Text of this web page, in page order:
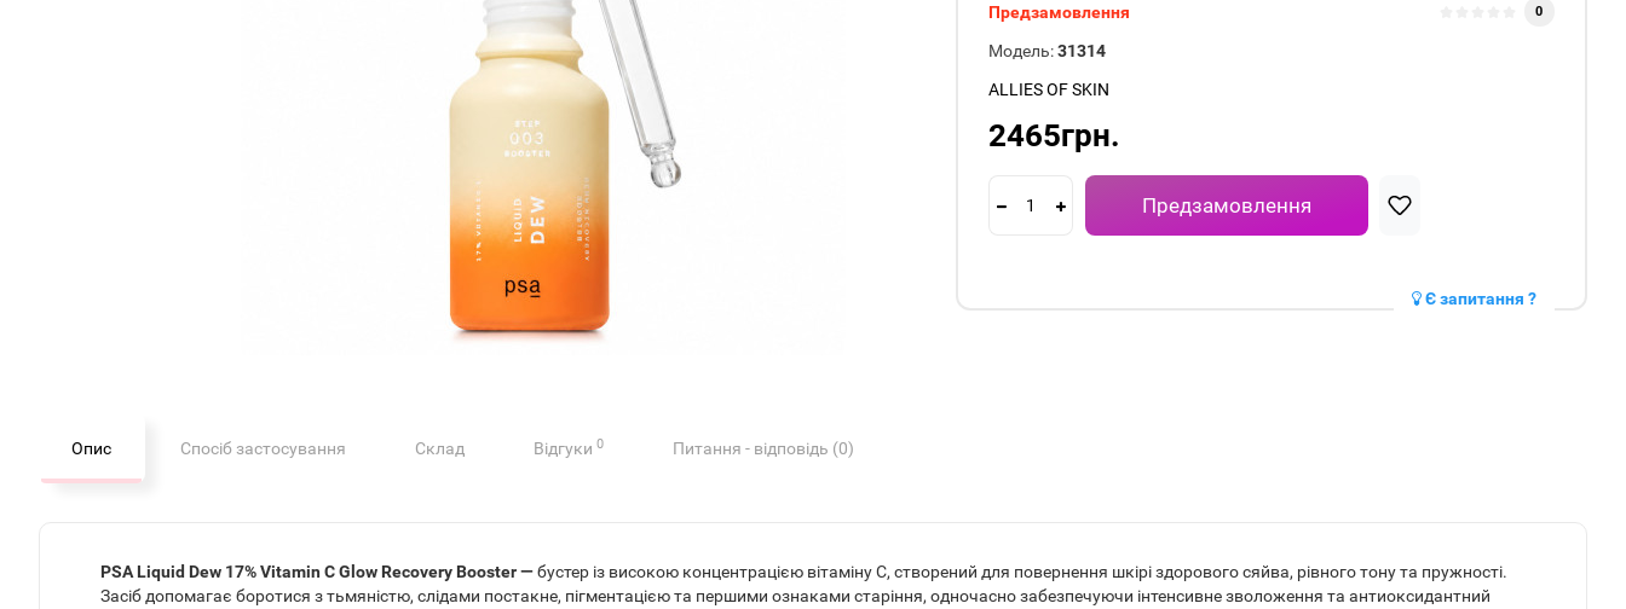
Предзамовлення 0
Модель: 31314
ALLIES OF SKIN
2465грн.
Предзамовлення
Є запитання ?
Опис Спосіб застосування Склад Відгуки 0 Питання - відповідь (0)
PSA Liquid Dew 17% Vitamin C Glow Recovery Booster —бустер із високою концентрацією вітаміну С, створений для повернення шкірі здорового сяйва, рівного тону та пружності.
Засіб допомагає боротися з тьмяністю, слідами постакне, пігментацією та першими ознаками старіння, одночасно забезпечуючи інтенсивне зволоження та антиоксидантний